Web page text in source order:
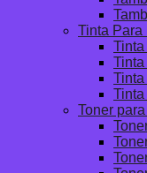
Tinta Para
Toner